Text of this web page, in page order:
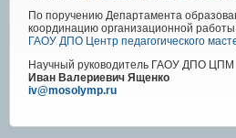
По поручению Департамента
координацию организационной
ГАОУ ДПО Центр педагогического
Научный руководитель ГАОУ ДПО ЦПМ
Иван Валериевич Ященко
iv@mosolymp.ru